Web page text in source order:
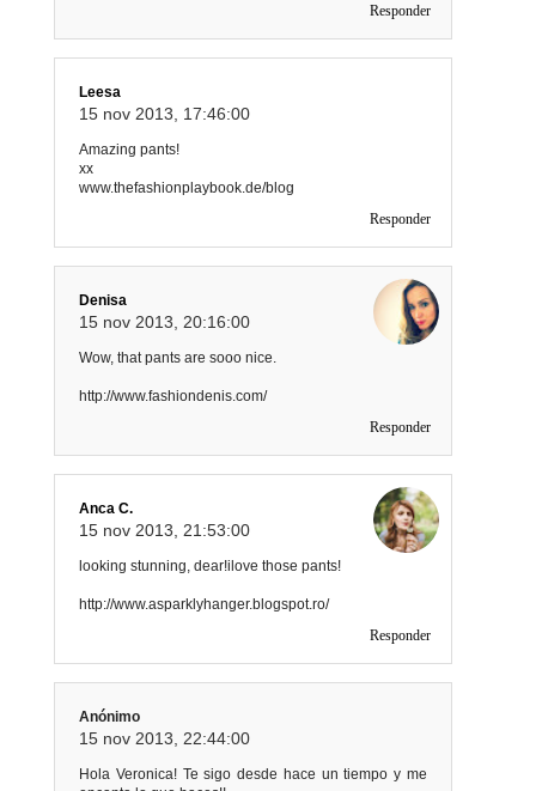
Responder
Leesa
15 nov 2013, 17:46:00
Amazing pants!
xx
www.thefashionplaybook.de/blog
Responder
Denisa
15 nov 2013, 20:16:00
Wow, that pants are sooo nice.
http://www.fashiondenis.com/
Responder
Anca C.
15 nov 2013, 21:53:00
looking stunning, dear!ilove those pants!
http://www.asparklyhanger.blogspot.ro/
Responder
Anónimo
15 nov 2013, 22:44:00
Hola Veronica! Te sigo desde hace un tiempo y me